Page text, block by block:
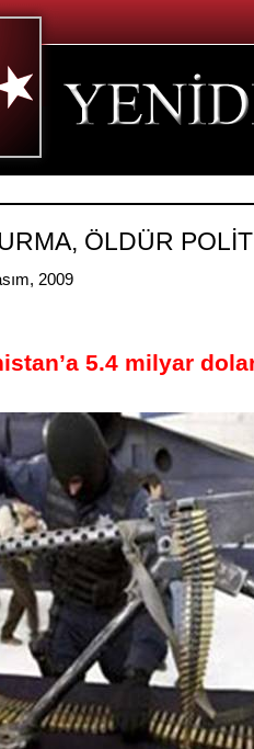
ÖLDÜR
2009
5.4 milyar